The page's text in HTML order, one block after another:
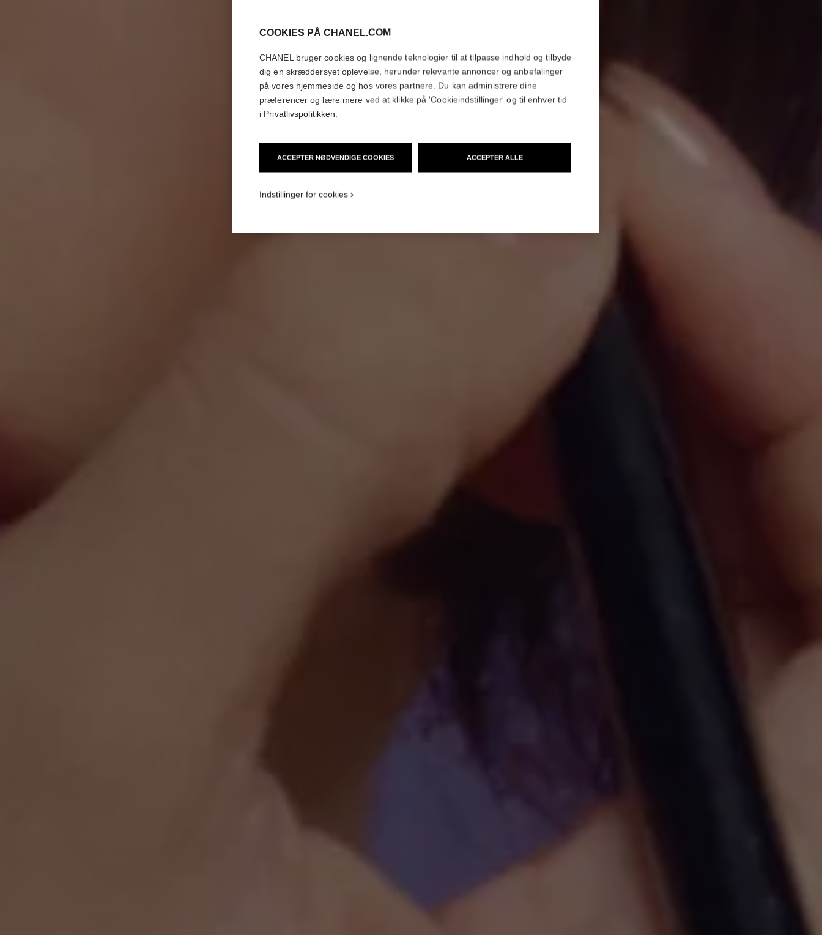
SÅDAN LEGER DU MED
DRISTIGE FARVER
COOKIES PÅ CHANEL.COM
CHANEL bruger cookies og lignende teknologier til at tilpasse indhold og tilbyde
dig en skræddersyet oplevelse, herunder relevante annoncer og anbefalinger
på vores hjemmeside og hos vores partnere. Du kan administrere dine
præferencer og lære mere ved at klikke på 'Cookieindstillinger' og til enhver tid
i Privatlivspolitikken
ACCEPTER NØDVENDIGE COOKIES ACCEPTER ALLE
Indstillinger for cookies